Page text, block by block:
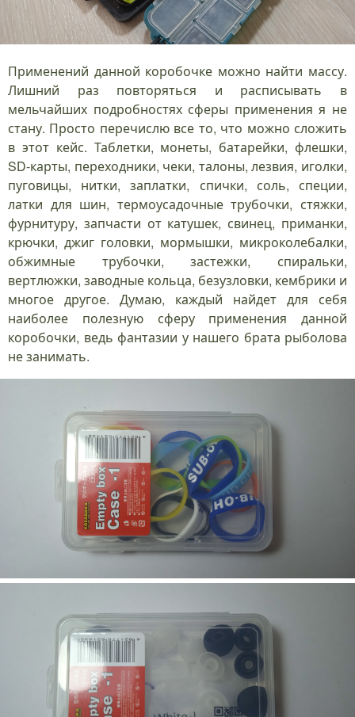
Применений данной коробочке можно найти массу.
Лишний раз повторяться и расписывать в
мельчайших подробностях сферы применения я не
стану. Просто перечислю все то, что можно сложить
в этот кейс. Таблетки, монеты, батарейки, флешки,
SD-карты, переходники, чеки, талоны, лезвия, иголки,
пуговицы, нитки, заплатки, спички, соль, специи,
латки для шин, термоусадочные трубочки, стяжки,
фурнитуру, запчасти от катушек, свинец, приманки,
крючки, джиг головки, мормышки, микроколебалки,
обжимные трубочки, застежки, спиральки,
вертлюжки, заводные кольца, безузловки, кембрики и
многое другое. Думаю, каждый найдет для себя
наиболее полезную сферу применения данной
коробочки, ведь фантазии у нашего брата рыболова
не занимать.